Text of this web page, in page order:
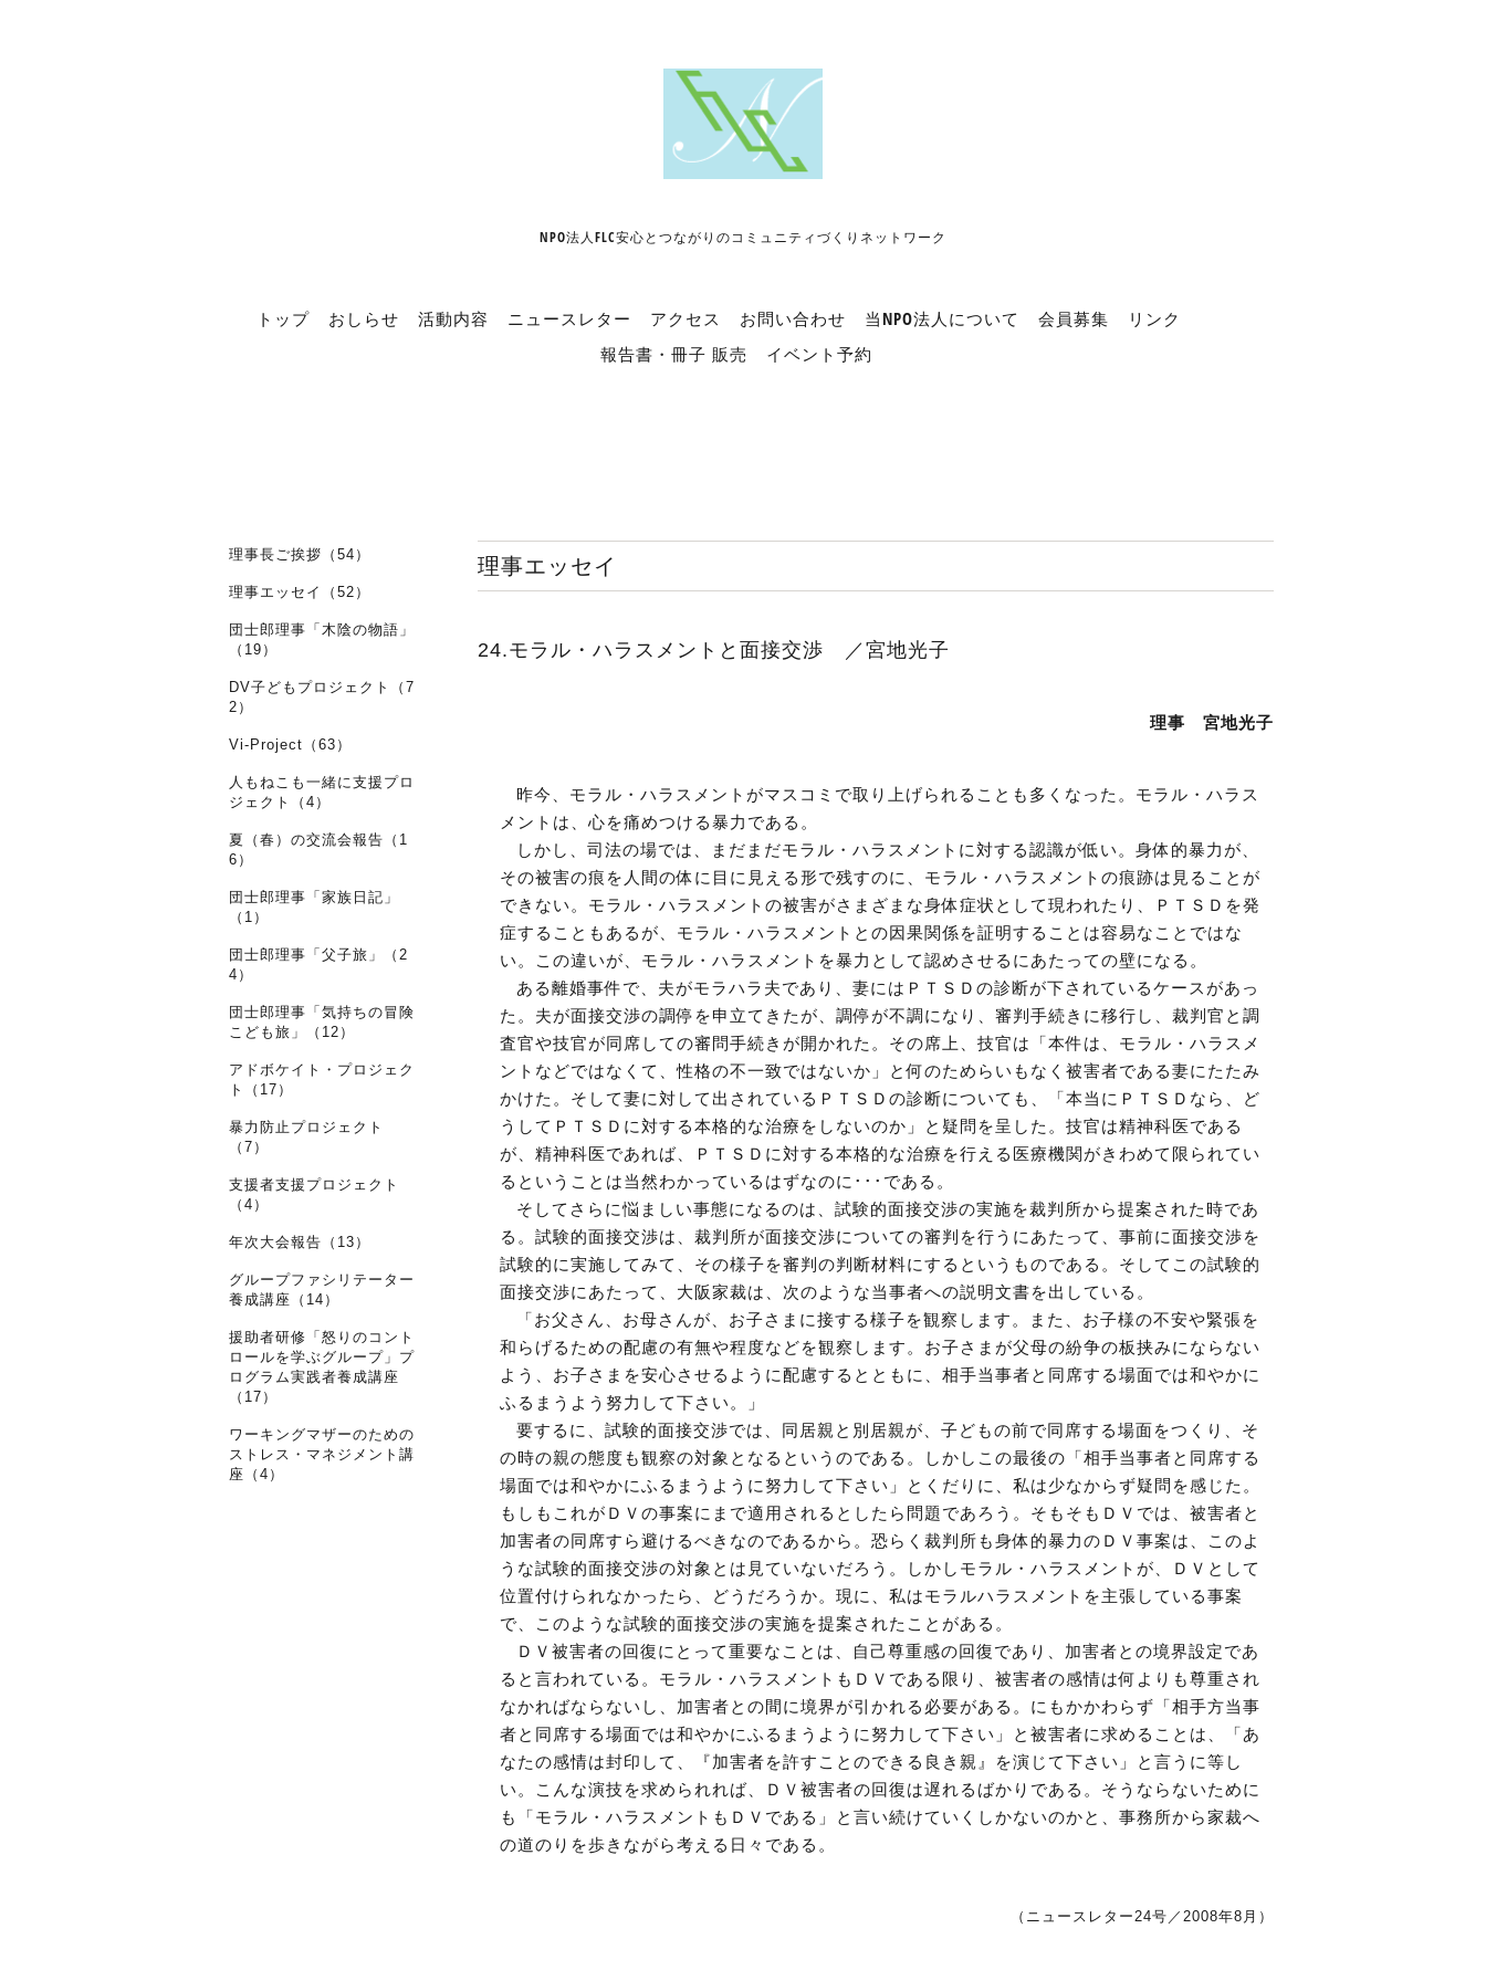
NPO法人FLC安心とつながりのコミュニティづくりネットワーク
トップ おしらせ 活動内容 ニュースレター アクセス お問い合わせ 当NPO法人について 会員募集
リンク
報告書・冊子 販売
イベント予約
理事エッセイ
24.モラル・ハラスメントと面接交渉 ／宮地光子
理事 宮地光子
昨今、モラル・ハラスメントがマスコミで取り上げられることも多くなった。モラル・ハラス
メントは、心を痛めつける暴力である。
しかし、司法の場では、まだまだモラル・ハラスメントに対する認識が低い。身体的暴力が、
その被害の痕を人間の体に目に見える形で残すのに、モラル・ハラスメントの痕跡は見ることが
できない。モラル・ハラスメントの被害がさまざまな身体症状として現われたり、ＰＴＳＤを発
症することもあるが、モラル・ハラスメントとの因果関係を証明することは容易なことではな
い。この違いが、モラル・ハラスメントを暴力として認めさせるにあたっての壁になる。
ある離婚事件で、夫がモラハラ夫であり、妻にはＰＴＳＤの診断が下されているケースがあっ
た。夫が面接交渉の調停を申立てきたが、調停が不調になり、審判手続きに移行し、裁判官と調
査官や技官が同席しての審問手続きが開かれた。その席上、技官は「本件は、モラル・ハラスメ
ントなどではなくて、性格の不一致ではないか」と何のためらいもなく被害者である妻にたたみ
かけた。そして妻に対して出されているＰＴＳＤの診断についても、「本当にＰＴＳＤなら、ど
うしてＰＴＳＤに対する本格的な治療をしないのか」と疑問を呈した。技官は精神科医である
が、精神科医であれば、ＰＴＳＤに対する本格的な治療を行える医療機関がきわめて限られてい
るということは当然わかっているはずなのに･･･である。
そしてさらに悩ましい事態になるのは、試験的面接交渉の実施を裁判所から提案された時であ
る。試験的面接交渉は、裁判所が面接交渉についての審判を行うにあたって、事前に面接交渉を
試験的に実施してみて、その様子を審判の判断材料にするというものである。そしてこの試験的
面接交渉にあたって、大阪家裁は、次のような当事者への説明文書を出している。
「お父さん、お母さんが、お子さまに接する様子を観察します。また、お子様の不安や緊張を
和らげるための配慮の有無や程度などを観察します。お子さまが父母の紛争の板挟みにならない
よう、お子さまを安心させるように配慮するとともに、相手当事者と同席する場面では和やかに
ふるまうよう努力して下さい。」
要するに、試験的面接交渉では、同居親と別居親が、子どもの前で同席する場面をつくり、そ
の時の親の態度も観察の対象となるというのである。しかしこの最後の「相手当事者と同席する
場面では和やかにふるまうように努力して下さい」とくだりに、私は少なからず疑問を感じた。
もしもこれがＤＶの事案にまで適用されるとしたら問題であろう。そもそもＤＶでは、被害者と
加害者の同席すら避けるべきなのであるから。恐らく裁判所も身体的暴力のＤＶ事案は、このよ
うな試験的面接交渉の対象とは見ていないだろう。しかしモラル・ハラスメントが、ＤＶとして
位置付けられなかったら、どうだろうか。現に、私はモラルハラスメントを主張している事案
で、このような試験的面接交渉の実施を提案されたことがある。
ＤＶ被害者の回復にとって重要なことは、自己尊重感の回復であり、加害者との境界設定であ
ると言われている。モラル・ハラスメントもＤＶである限り、被害者の感情は何よりも尊重され
なかればならないし、加害者との間に境界が引かれる必要がある。にもかかわらず「相手方当事
者と同席する場面では和やかにふるまうように努力して下さい」と被害者に求めることは、「あ
なたの感情は封印して、『加害者を許すことのできる良き親』を演じて下さい」と言うに等し
い。こんな演技を求められれば、ＤＶ被害者の回復は遅れるばかりである。そうならないために
も「モラル・ハラスメントもＤＶである」と言い続けていくしかないのかと、事務所から家裁へ
の道のりを歩きながら考える日々である。
（ニュースレター24号／2008年8月）
理事長ご挨拶（54）
理事エッセイ（52）
団士郎理事「木陰の物語」
（19）
DV子どもプロジェクト（7
2）
Vi-Project（63）
人もねこも一緒に支援プロ
ジェクト（4）
夏（春）の交流会報告（1
6）
団士郎理事「家族日記」
（1）
団士郎理事「父子旅」（2
4）
団士郎理事「気持ちの冒険
こども旅」（12）
アドボケイト・プロジェク
ト（17）
暴力防止プロジェクト
（7）
支援者支援プロジェクト
（4）
年次大会報告（13）
グループファシリテーター
養成講座（14）
援助者研修「怒りのコント
ロールを学ぶグループ」プ
ログラム実践者養成講座
（17）
ワーキングマザーのための
ストレス・マネジメント講
座（4）